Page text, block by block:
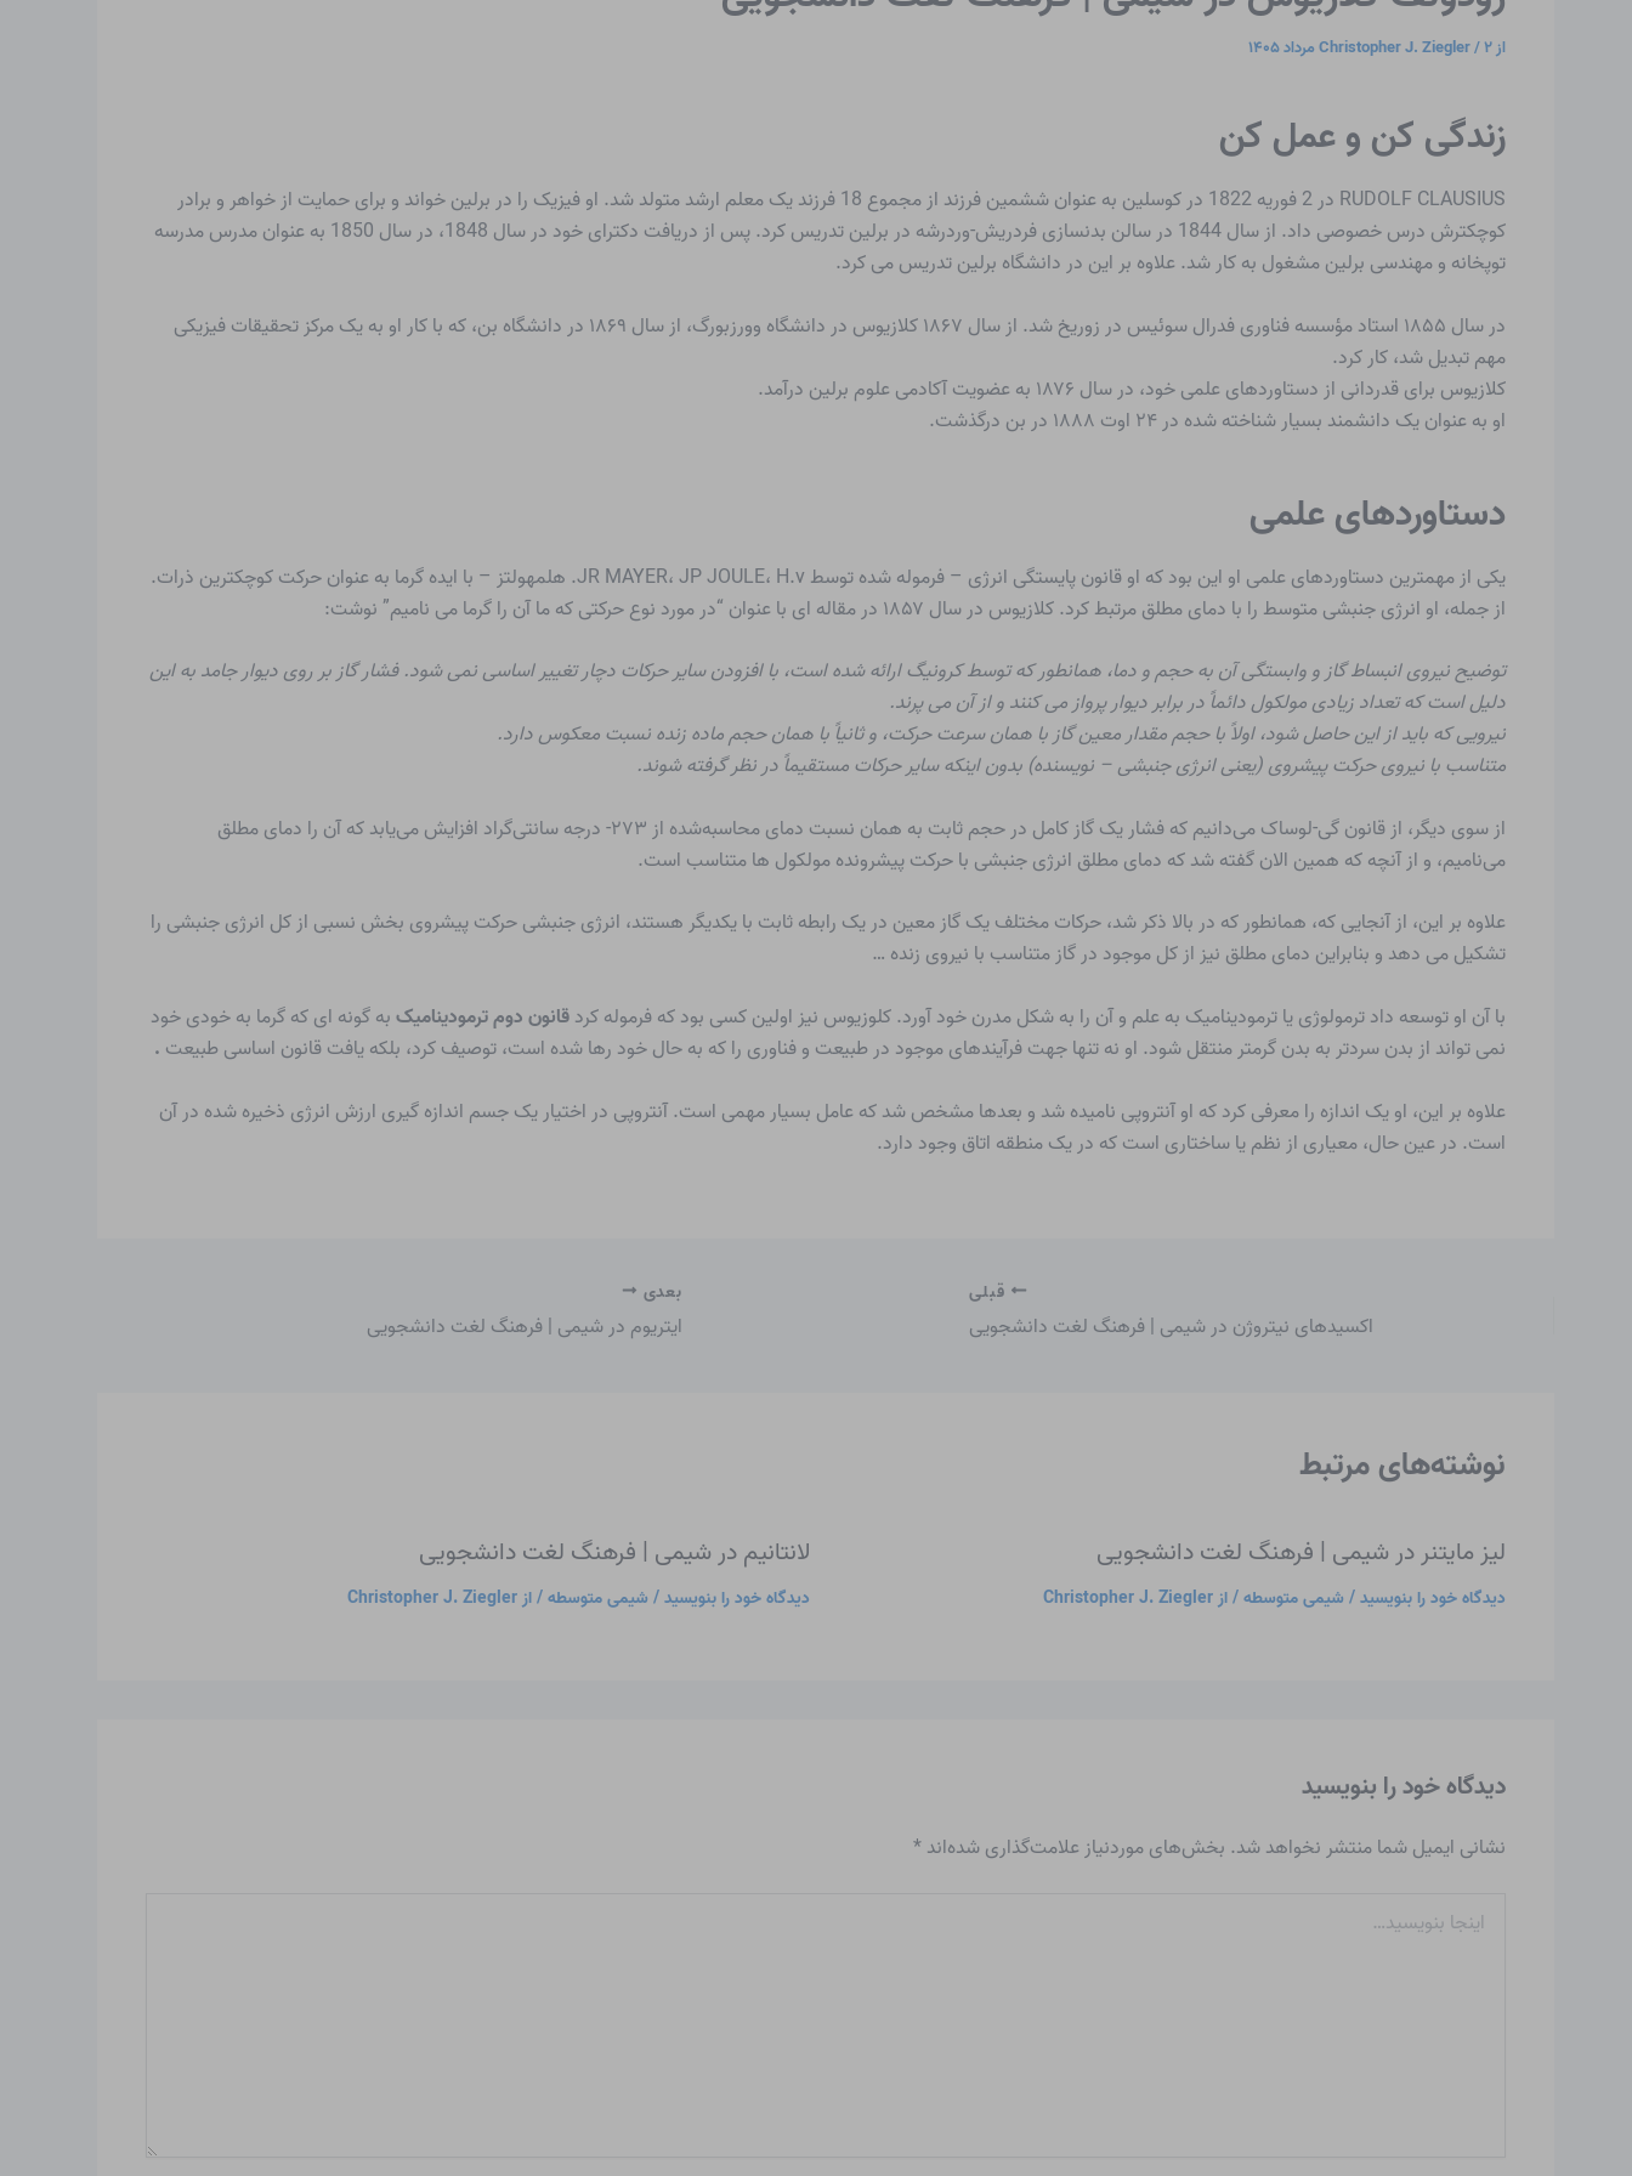
از Christopher J. Ziegler/۲ مرداد ۱۴۰۵
زندگی کن و عمل کن
RUDOLF CLAUSIUS در 2 فوریه 1822 در کوسلین به عنوان ششمین فرزند از مجموع 18 فرزند یک معلم ارشد متولد شد. او فیزیک را در برلین خواند و برای حمایت از خواهر و برادر
کوچکترش درس خصوصی داد. از سال 1844 در سالن بدنسازی فردریش-وردرشه در برلین تدریس کرد. پس از دریافت دکترای خود در سال 1848، در سال 1850 به عنوان مدرس مدرسه
توپخانه و مهندسی برلین مشغول به کار شد. علاوه بر این در دانشگاه برلین تدریس می کرد.
در سال ۱۸۵۵ استاد مؤسسه فناوری فدرال سوئیس در زوریخ شد. از سال ۱۸۶۷ کلازیوس در دانشگاه وورزبورگ، از سال ۱۸۶۹ در دانشگاه بن، که با کار او به یک مرکز تحقیقات فیزیکی
مهم تبدیل شد، کار کرد.
کلازیوس برای قدردانی از دستاوردهای علمی خود، در سال ۱۸۷۶ به عضویت آکادمی علوم برلین درآمد.
او به عنوان یک دانشمند بسیار شناخته شده در ۲۴ اوت ۱۸۸۸ در بن درگذشت.
دستاوردهای علمی
یکی از مهمترین دستاوردهای علمی او این بود که اوقانون پایستگی انرژی – فرموله شده توسط JR MAYER، JP JOULE، H.v. هلمهولتز – با ایده گرما به عنوان حرکت کوچکترین ذرات.
از جمله، او انرژی جنبشی متوسط ​​را با دمای مطلق مرتبط کرد. کلازیوس در سال ۱۸۵۷ در مقاله ای با عنوان “در مورد نوع حرکتی که ما آن را گرما می نامیم” نوشت:
توضیح نیروی انبساط گاز و وابستگی آن به حجم و دما، همانطور که توسط کرونیگ ارائه شده است، با افزودن سایر حرکات دچار تغییر اساسی نمی شود. فشار گاز بر روی دیوار جامد به این
دلیل است که تعداد زیادی مولکول دائماً در برابر دیوار پرواز می کنند و از آن می پرند.
نیرویی که باید از این حاصل شود، اولاً با حجم مقدار معین گاز با همان سرعت حرکت، و ثانیاً با همان حجم ماده زنده نسبت معکوس دارد.
متناسب با نیروی حرکت پیشروی (یعنی انرژی جنبشی – نویسنده) بدون اینکه سایر حرکات مستقیماً در نظر گرفته شوند.
از سوی دیگر، از قانون گی-لوساک می‌دانیم که فشار یک گاز کامل در حجم ثابت به همان نسبت دمای محاسبه‌شده از ۲۷۳- درجه سانتی‌گراد افزایش می‌یابد که آن را دمای مطلق
می‌نامیم، و از آنچه که همین الان گفته شد که دمای مطلق انرژی جنبشی با حرکت پیشرونده مولکول ها متناسب است.
علاوه بر این، از آنجایی که، همانطور که در بالا ذکر شد، حرکات مختلف یک گاز معین در یک رابطه ثابت با یکدیگر هستند، انرژی جنبشی حرکت پیشروی بخش نسبی از کل انرژی جنبشی را
تشکیل می دهد و بنابراین دمای مطلق نیز از کل موجود در گاز متناسب با نیروی زنده …
با آن او توسعه دادترمولوژییاترمودینامیک به علم و آن را به شکل مدرن خود آورد. كلوزيوس نيز اولين كسى بود كه فرموله كردقانون دوم ترمودینامیکبه گونه ای که گرما به خودی خود
نمی تواند از بدن سردتر به بدن گرمتر منتقل شود. او نه تنها جهت فرآیندهای موجود در طبیعت و فناوری را که به حال خود رها شده است، توصیف کرد، بلکه یافتقانون اساسی طبیعت .
علاوه بر این، او یک اندازه را معرفی کرد که اوآنتروپی نامیده شد و بعدها مشخص شد که عامل بسیار مهمی است. آنتروپی در اختیار یک جسم اندازه گیری ارزش انرژی ذخیره شده در آن
است. در عین حال، معیاری از نظم یا ساختاری است که در یک منطقه اتاق وجود دارد.
قبلی
اکسیدهای نیتروژن در شیمی | فرهنگ لغت دانشجویی
بعدی
ایتریوم در شیمی | فرهنگ لغت دانشجویی
نوشته‌های مرتبط
لیز مایتنر در شیمی | فرهنگ لغت دانشجویی
دیدگاه‌ خود را بنویسید/ شیمی متوسطه/ ازChristopher J. Ziegler
لانتانیم در شیمی | فرهنگ لغت دانشجویی
دیدگاه‌ خود را بنویسید/ شیمی متوسطه/ ازChristopher J. Ziegler
دیدگاه‌ خود را بنویسید
نشانی ایمیل شما منتشر نخواهد شد. بخش‌های موردنیاز علامت‌گذاری شده‌اند*
بنویسید…